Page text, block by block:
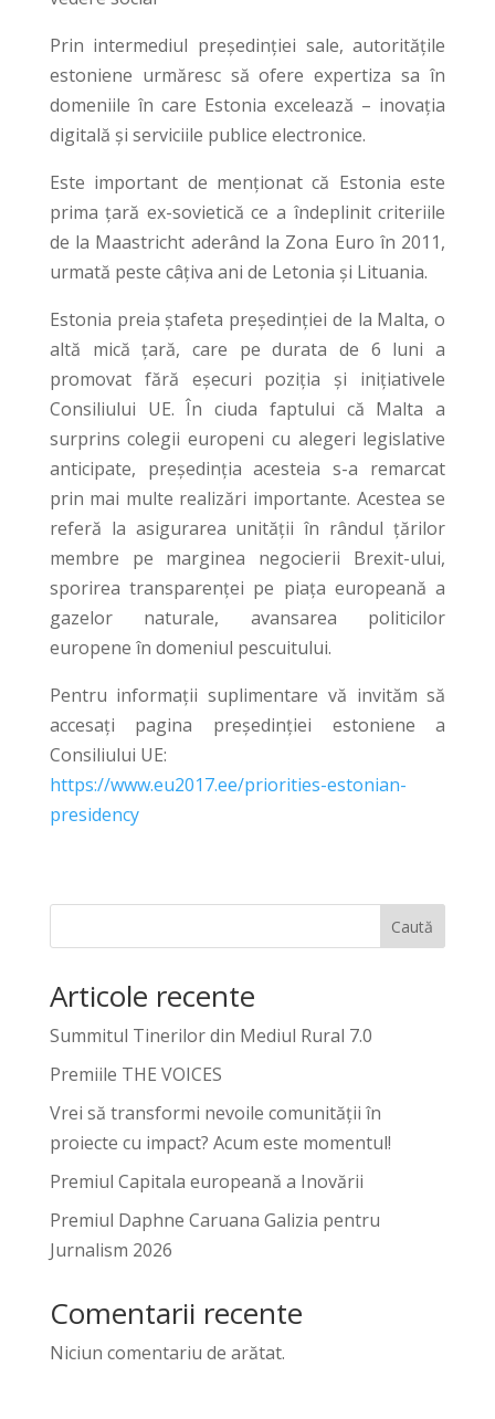
Prin intermediul președinției sale, autoritățile
estoniene urmăresc să ofere expertiza sa în
domeniile în care Estonia excelează – inovația
digitală și serviciile publice electronice.
Este important de menționat că Estonia este
prima țară ex-sovietică ce a îndeplinit criteriile
de la Maastricht aderând la Zona Euro în 2011,
urmată peste câțiva ani de Letonia și Lituania.
Estonia preia ștafeta președinției de la Malta, o
altă mică țară, care pe durata de 6 luni a
promovat fără eșecuri poziția și inițiativele
Consiliului UE. În ciuda faptului că Malta a
surprins colegii europeni cu alegeri legislative
anticipate, președinția acesteia s-a remarcat
prin mai multe realizări importante. Acestea se
referă la asigurarea unității în rândul țărilor
membre pe marginea negocierii Brexit-ului,
sporirea transparenței pe piața europeană a
gazelor naturale, avansarea politicilor
europene în domeniul pescuitului.
Pentru informații suplimentare vă invităm să
accesați pagina președinției estoniene a
Consiliului UE:
https://www.eu2017.ee/priorities-estonian-
presidency
Caută
Articole recente
Summitul Tinerilor din Mediul Rural 7.0
Premiile THE VOICES
Vrei să transformi nevoile comunității în
proiecte cu impact? Acum este momentul!
Premiul Capitala europeană a Inovării
Premiul Daphne Caruana Galizia pentru
Jurnalism 2026
Comentarii recente
Niciun comentariu de arătat.